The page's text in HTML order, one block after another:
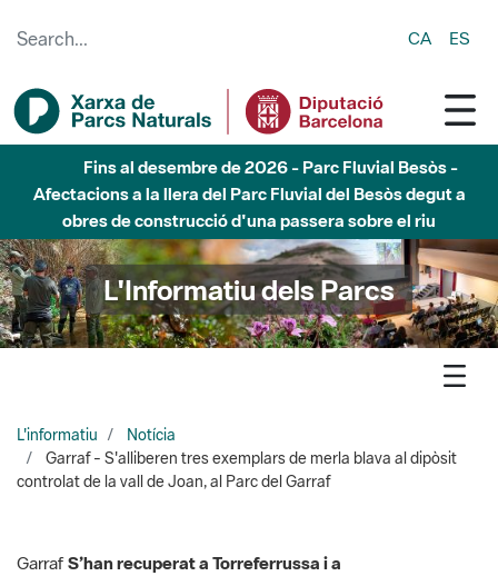
CA ES
Fins al desembre de 2026 - Parc Fluvial Besòs -
Afectacions a la llera del Parc Fluvial del Besòs degut a
obres de construcció d'una passera sobre el riu
L'Informatiu dels Parcs
L'informatiu
Notícia
Garraf - S'alliberen tres exemplars de merla blava al dipòsit
controlat de la vall de Joan, al Parc del Garraf
GarrafS’han recuperat a Torreferrussa i a